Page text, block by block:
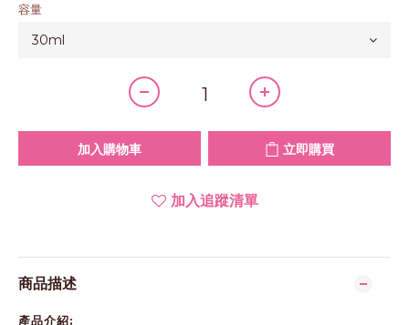
容量
加入購物車 立即購買
加入追蹤清單
商品描述
產品介紹: